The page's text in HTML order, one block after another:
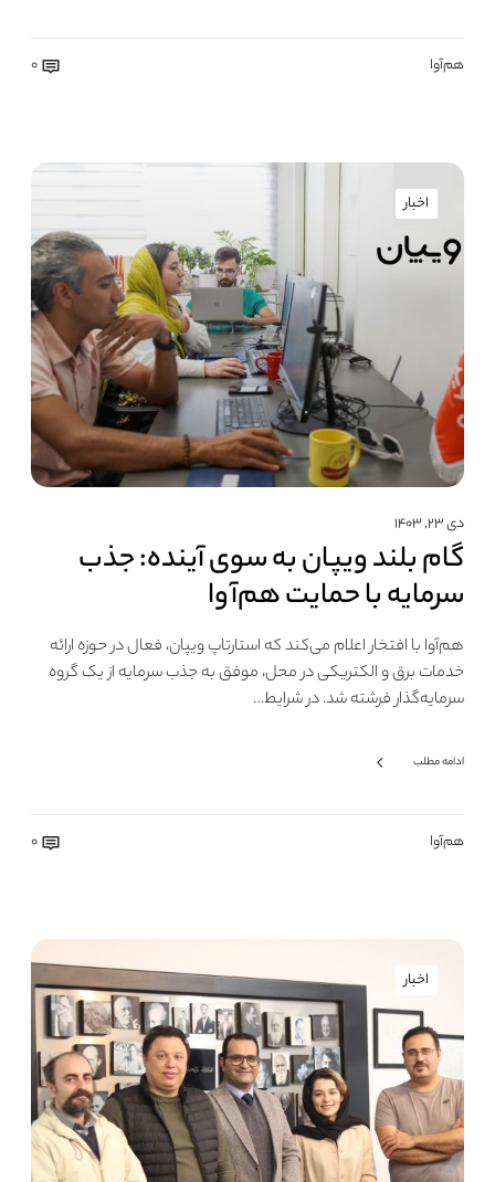
هم‌آوا 0
اخبار
دی ۲۳, ۱۴۰۳
گام بلند ویپان به سوی آینده: جذب
سرمایه با حمایت هم‌آوا
هم‌آوا با افتخار اعلام می‌کند که استارتاپ ویپان، فعال در حوزه ارائه
خدمات برق و الکتریکی در محل، موفق به جذب سرمایه از یک گروه
سرمایه‌گذار فرشته شد. در شرایط…
ادامه مطلب
هم‌آوا 0
اخبار